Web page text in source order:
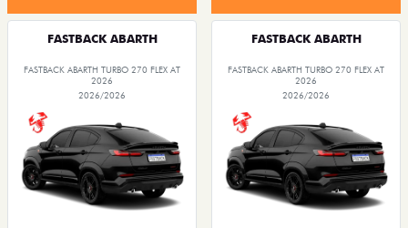
FASTBACK ABARTH
FASTBACK ABARTH TURBO 270 FLEX AT
2026
2026/2026
FASTBACK ABARTH
FASTBACK ABARTH TURBO 270 FLEX AT
2026
2026/2026